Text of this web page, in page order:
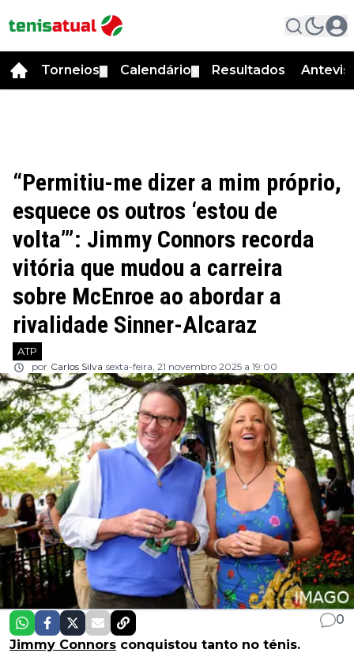
Torneios Calendário Resultados
“Permitiu-me dizer a mim próprio,
esquece os outros ‘estou de
volta’”: Jimmy Connors recorda
vitória que mudou a carreira
sobre McEnroe ao abordar a
rivalidade Sinner-Alcaraz
ATP
por Carlos Silva sexta-feira, 21 novembro 2025 a 19:00
0
Jimmy Connors conquistou tanto no ténis.